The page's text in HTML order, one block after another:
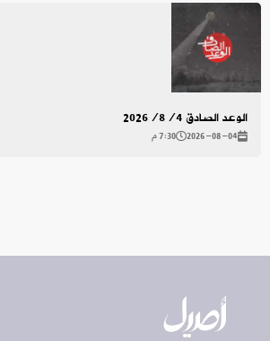
الوعد الصادق 2026/8/4
2026-08-04 7:30 م